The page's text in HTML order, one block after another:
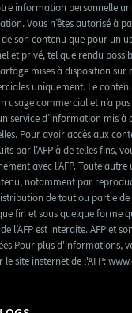
information personnelle
Vous n’êtes autorisé à
son contenu que pour un
et privé, tel que rendu
mises à disposition sur
uniquement. Le
usage commercial et n’a
service d’information mis à
Pour avoir accès aux
par l’AFP à de telles fins,
avec l’AFP. Toute
notamment par
de tout ou partie de
fin et sous quelque forme
l’AFP est interdite. AFP et
plus d'informations,
site insternet de l'AFP: